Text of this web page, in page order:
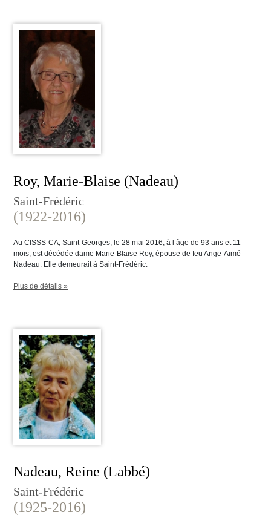
Roy, Marie-Blaise (Nadeau)
Saint-Frédéric
(1922-2016)
Au CISSS-CA, Saint-Georges, le 28 mai 2016, à l’âge de 93 ans et 11
mois, est décédée dame Marie-Blaise Roy, épouse de feu Ange-Aimé
Nadeau. Elle demeurait à Saint-Frédéric.
Plus de détails »
Nadeau, Reine (Labbé)
Saint-Frédéric
(1925-2016)